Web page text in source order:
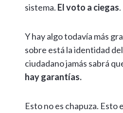
sistema. El voto a ciegas.
Y hay algo todavía más
sobre está la identidad
ciudadano jamás sabrá
hay garantías.
Esto no es chapuza. Esto